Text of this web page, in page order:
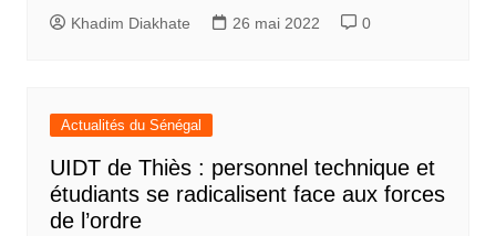
Khadim Diakhate 26 mai 2022 0
Actualités du Sénégal
UIDT de Thiès : personnel technique et
étudiants se radicalisent face aux forces
de l’ordre